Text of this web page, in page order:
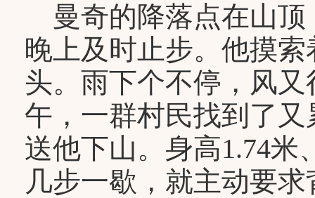
曼奇的降落点在山顶
晚上及时止步。他摸
头。雨下个不停，风
午，一群村民找到了
送他下山。身高1.74
几步一歇，就主动要